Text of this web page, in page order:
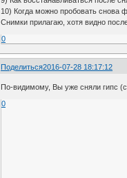
10) Когда можно пробовать снова
Снимки прилагаю, хотя видно
0
Поделиться2016-07-28 18:17:12
По-видимому, Вы уже сняли гипс
0